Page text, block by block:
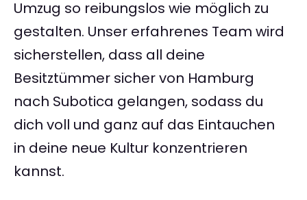
Umzug so reibungslos wie möglich zu
gestalten. Unser erfahrenes Team wird
sicherstellen, dass all deine
Besitztümmer sicher von Hamburg
nach Subotica gelangen, sodass du
dich voll und ganz auf das Eintauchen
in deine neue Kultur konzentrieren
kannst.